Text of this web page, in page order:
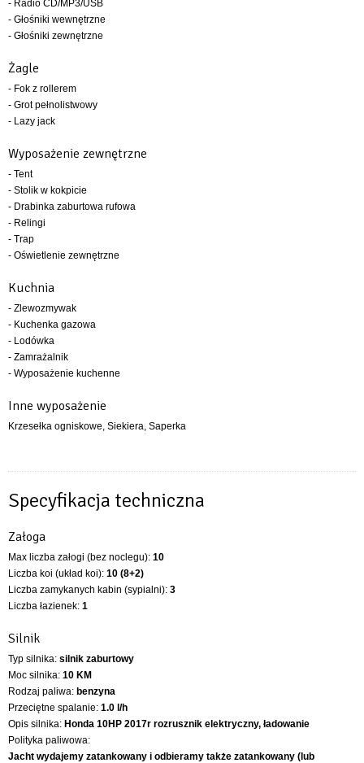
- Radio CD/MP3/USB
- Głośniki wewnętrzne
- Głośniki zewnętrzne
Żagle
- Fok z rollerem
- Grot pełnolistwowy
- Lazy jack
Wyposażenie zewnętrzne
- Tent
- Stolik w kokpicie
- Drabinka zaburtowa rufowa
- Relingi
- Trap
- Oświetlenie zewnętrzne
Kuchnia
- Zlewozmywak
- Kuchenka gazowa
- Lodówka
- Zamrażalnik
- Wyposażenie kuchenne
Inne wyposażenie
Krzesełka ogniskowe, Siekiera, Saperka
Specyfikacja techniczna
Załoga
Max liczba załogi (bez noclegu): 10
Liczba koi (układ koi): 10 (8+2)
Liczba zamykanych kabin (sypialni): 3
Liczba łazienek: 1
Silnik
Typ silnika: silnik zaburtowy
Moc silnika: 10 KM
Rodzaj paliwa: benzyna
Przeciętne spalanie: 1.0 l/h
Opis silnika: Honda 10HP 2017r rozrusznik elektryczny, ładowanie
Polityka paliwowa:
Jacht wydajemy zatankowany i odbieramy także zatankowany (lub